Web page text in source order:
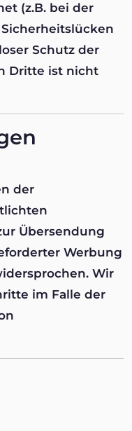
(z.B. bei der
Schutz der
Dritte ist nicht
der
Übersendung
Werbung
Wir
im Falle der